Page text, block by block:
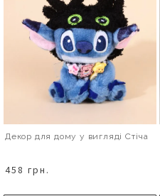
Декор для дому у вигляді Стіча
458 грн.